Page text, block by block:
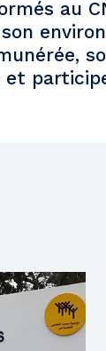
au
et